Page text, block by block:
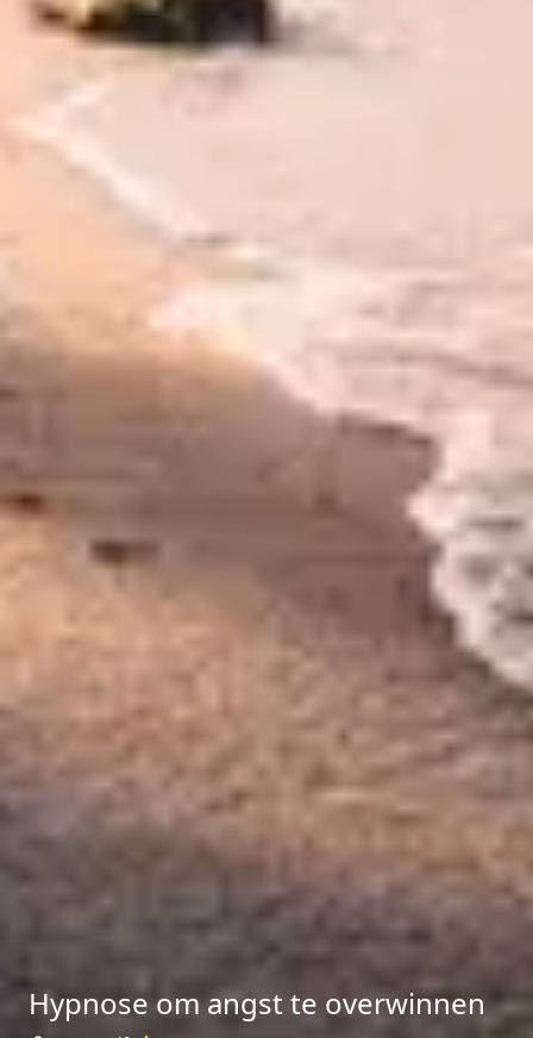
Hypnose om angst te overwinnen